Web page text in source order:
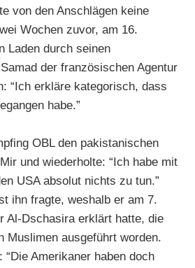
von den Anschlägen keine
Wochen zuvor, am 16.
Laden durch seinen
der französischen Agentur
“Ich erkläre kategorisch, dass
habe.”
OBL den pakistanischen
und wiederholte: “Ich habe mit
USA absolut nichts zu tun.”
ihn fragte, weshalb er am 7.
Al-Dschasira erklärt hatte, die
Muslimen ausgeführt worden.
“Die Amerikaner haben doch